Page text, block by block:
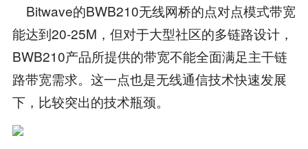
Bitwave的BWB210无线网桥的点对点模式带宽
能达到20-25M，但对于大型社区的多链路设计，
BWB210产品所提供的带宽不能全面满足主干链
路带宽需求。这一点也是无线通信技术快速发展
下，比较突出的技术瓶颈。